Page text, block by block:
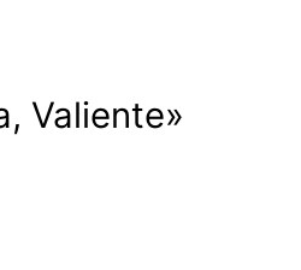
Valiente»